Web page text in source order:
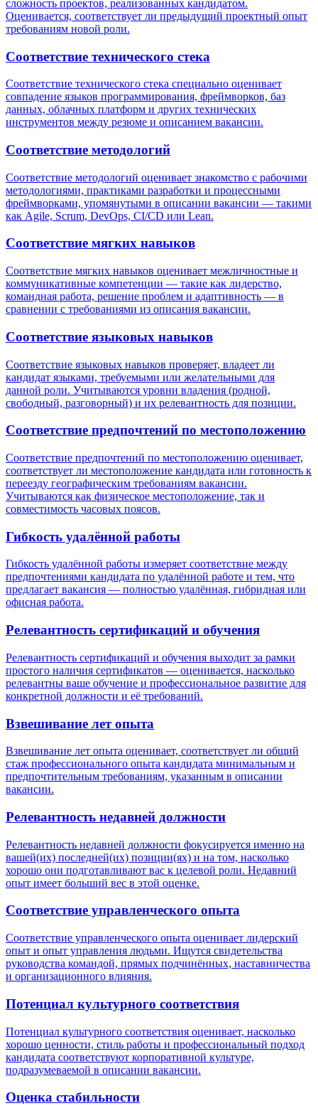
сложность проектов, реализованных кандидатом.
Оценивается, соответствует ли предыдущий проектный опыт
требованиям новой роли.
Соответствие технического стека
Соответствие технического стека специально оценивает
совпадение языков программирования, фреймворков, баз
данных, облачных платформ и других технических
инструментов между резюме и описанием вакансии.
Соответствие методологий
Соответствие методологий оценивает знакомство с рабочими
методологиями, практиками разработки и процессными
фреймворками, упомянутыми в описании вакансии — такими
как Agile, Scrum, DevOps, CI/CD или Lean.
Соответствие мягких навыков
Соответствие мягких навыков оценивает межличностные и
коммуникативные компетенции — такие как лидерство,
командная работа, решение проблем и адаптивность — в
сравнении с требованиями из описания вакансии.
Соответствие языковых навыков
Соответствие языковых навыков проверяет, владеет ли
кандидат языками, требуемыми или желательными для
данной роли. Учитываются уровни владения (родной,
свободный, разговорный) и их релевантность для позиции.
Соответствие предпочтений по местоположению
Соответствие предпочтений по местоположению оценивает,
соответствует ли местоположение кандидата или готовность к
переезду географическим требованиям вакансии.
Учитываются как физическое местоположение, так и
совместимость часовых поясов.
Гибкость удалённой работы
Гибкость удалённой работы измеряет соответствие между
предпочтениями кандидата по удалённой работе и тем, что
предлагает вакансия — полностью удалённая, гибридная или
офисная работа.
Релевантность сертификаций и обучения
Релевантность сертификаций и обучения выходит за рамки
простого наличия сертификатов — оценивается, насколько
релевантны ваше обучение и профессиональное развитие для
конкретной должности и её требований.
Взвешивание лет опыта
Взвешивание лет опыта оценивает, соответствует ли общий
стаж профессионального опыта кандидата минимальным и
предпочтительным требованиям, указанным в описании
вакансии.
Релевантность недавней должности
Релевантность недавней должности фокусируется именно на
вашей(их) последней(их) позиции(ях) и на том, насколько
хорошо они подготавливают вас к целевой роли. Недавний
опыт имеет больший вес в этой оценке.
Соответствие управленческого опыта
Соответствие управленческого опыта оценивает лидерский
опыт и опыт управления людьми. Ищутся свидетельства
руководства командой, прямых подчинённых, наставничества
и организационного влияния.
Потенциал культурного соответствия
Потенциал культурного соответствия оценивает, насколько
хорошо ценности, стиль работы и профессиональный подход
кандидата соответствуют корпоративной культуре,
подразумеваемой в описании вакансии.
Оценка стабильности